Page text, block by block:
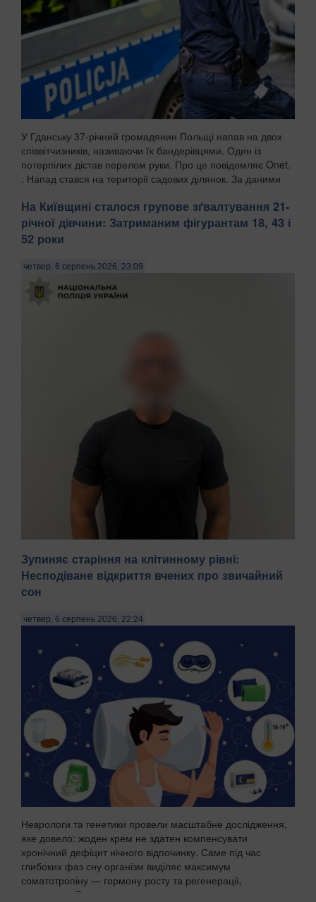
У Гданську 37-річний громадянин Польщі напав на двох
співвітчизників, називаючи їх бандерівцями. Один із
потерпілих дістав перелом руки. Про це повідомляє Onet.
. Напад стався на території садових ділянок. За даними
На Київщині сталося групове зґвалтування 21-
річної дівчини: Затриманим фігурантам 18, 43 і
52 роки
четвер, 6 серпень 2026, 23:09
років за підозрою у груповому зґвалтуванні 21-річної
поліції в четвер, 6 серпня, зазначають Патріоти України.
"На Бориспільщині троє чоловіків, з...
Зупиняє старіння на клітинному рівні:
Несподіване відкриття вчених про звичайний
сон
четвер, 6 серпень 2026, 22:24
Неврологи та генетики провели масштабне дослідження,
яке довело: жоден крем не здатен компенсувати
хронічний дефіцит нічного відпочинку. Саме під час
глибоких фаз сну організм виділяє максимум
соматотропіну — гормону росту та регенерації,
передають Пат...